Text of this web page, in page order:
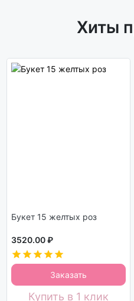
Хиты
Букет 15 желтых роз
3520.00 ₽
Заказать
Купить в 1 клик